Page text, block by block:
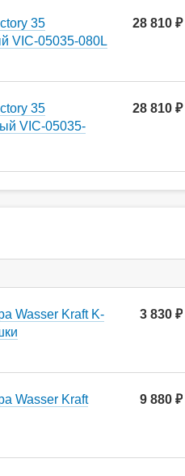
35
VIC-05035-080L
28 810 ₽
35
VIC-05035-
28 810 ₽
Wasser Kraft K-
3 830
Wasser Kraft
9 880